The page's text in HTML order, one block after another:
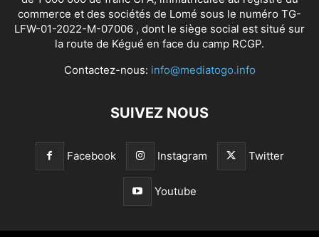
commerce et des sociétés de Lomé sous le numéro TG-
LFW-01-2022-M-07006 , dont le siège social est situé sur
la route de Kégué en face du camp RCGP.
Contactez-nous: info@mediatogo.info
SUIVEZ NOUS
Facebook Instagram Twitter
Youtube